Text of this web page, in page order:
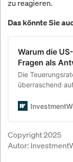
zu reagieren.
Das könnte Sie
Warum die
Fragen als
Die
überraschend
wirken noch
Copyright 2025
Autor: